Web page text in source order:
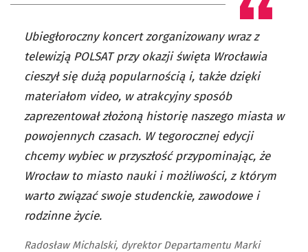
Ubiegłoroczny koncert zorganizowany wraz z
telewizją POLSAT przy okazji święta Wrocławia
cieszył się dużą popularnością i, także dzięki
materiałom video, w atrakcyjny sposób
zaprezentował złożoną historię naszego miasta w
powojennych czasach. W tegorocznej edycji
chcemy wybiec w przyszłość przypominając, że
Wrocław to miasto nauki i możliwości, z którym
warto związać swoje studenckie, zawodowe i
rodzinne życie.
Radosław Michalski, dyrektor Departamentu Marki